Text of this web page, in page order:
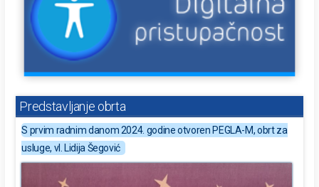
Predstavljanje obrta
S prvim radnim danom 2024. godine otvoren PEGLA-M, obrt za
usluge, vl. Lidija Šegović